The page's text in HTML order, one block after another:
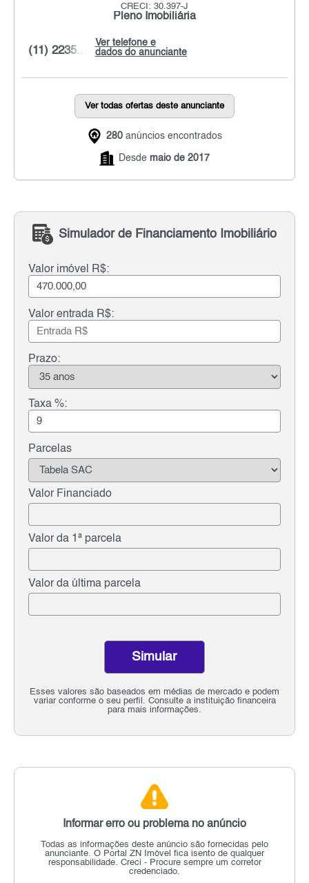
CRECI: 30.397-J
Pleno Imobiliária
Ver telefone e
dados do anunciante
(11) 2235...
Ver todas ofertas deste anunciante
280 anúncios encontrados
Desde maio de 2017
Simulador de Financiamento Imobiliário
Valor imóvel R$:
Valor entrada R$:
Prazo:
Taxa %:
Parcelas
Valor Financiado
Valor da 1ª parcela
Valor da última parcela
Esses valores são baseados em médias de mercado e podem
variar conforme o seu perfil. Consulte a instituição financeira
para mais informações.
Simular
Informar erro ou problema no anúncio
Todas as informações deste anúncio são fornecidas pelo
anunciante. O Portal ZN Imóvel fica isento de qualquer
responsabilidade. Creci - Procure sempre um corretor
credenciado.